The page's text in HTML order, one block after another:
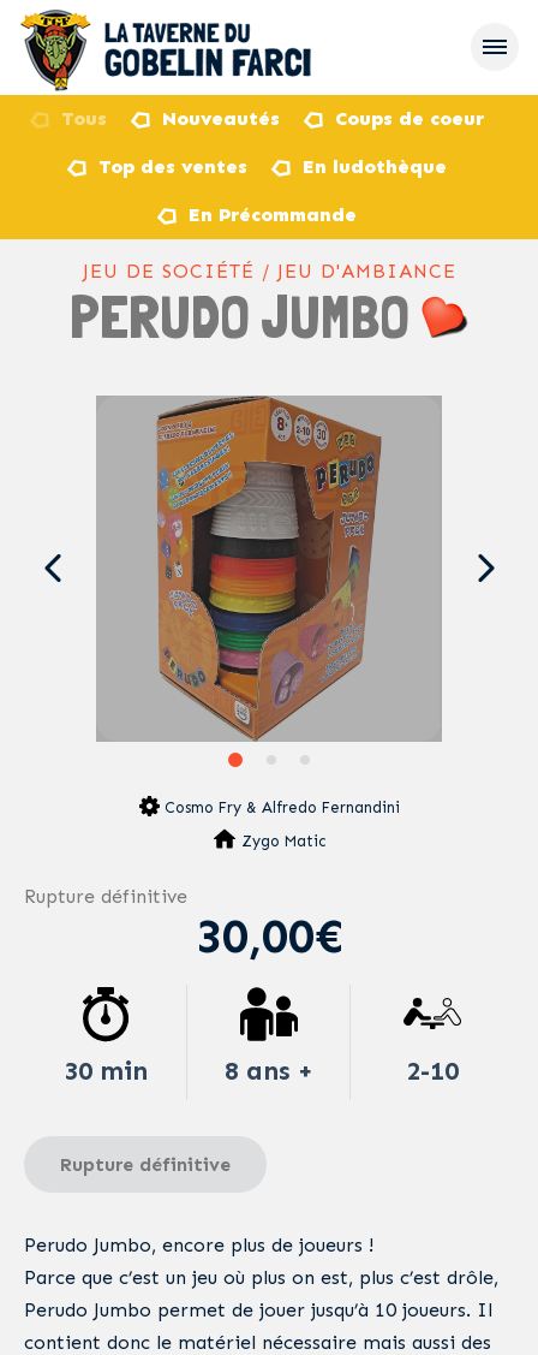
Tous Nouveautés Coups de coeur
Top des ventes En ludothèque
En Précommande
JEU DE SOCIÉTÉ / JEU D'AMBIANCE
PERUDO JUMBO
Cosmo Fry & Alfredo Fernandini
Zygo Matic
Rupture définitive
30,00€
30 min 8 ans + 2-10
Rupture définitive
Perudo Jumbo, encore plus de joueurs !
Parce que c’est un jeu où plus on est, plus c’est drôle,
Perudo Jumbo permet de jouer jusqu’à 10 joueurs. Il
contient donc le matériel nécessaire mais aussi des